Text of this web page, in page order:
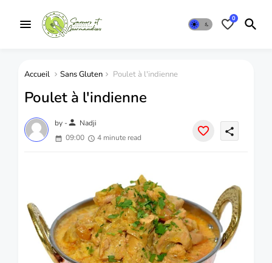
0
Accueil Sans Gluten Poulet à l'indienne
Poulet à l'indienne
by -person Nadji
09:00
4 minute read
share